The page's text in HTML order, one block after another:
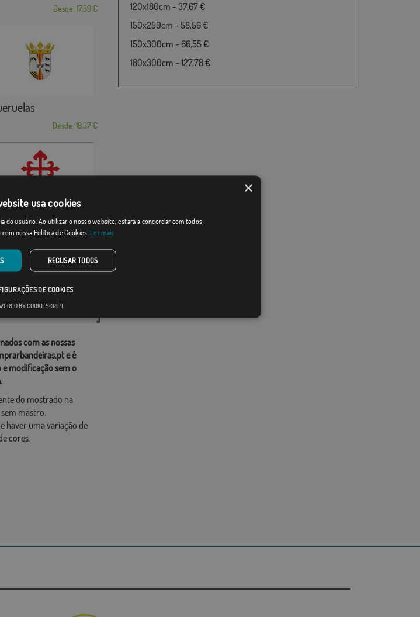
Desde: 17,59 €
Desde: 18,37 €
Albanchez d...
com as nossas
e é
modificação sem o
do mostrado na
mastro.
haver uma variação de
cores.
120x180cm - 37,67 €
150x250cm - 58,56 €
150x300cm - 66,55 €
180x300cm - 127,78 €
×
usa cookies
do usuário. Ao utilizar o nosso website, estará a concordar com todos
nossa Política de Cookies. Ler mais
RECUSAR TODOS
DE COOKIES
BY COOKIESCRIPT